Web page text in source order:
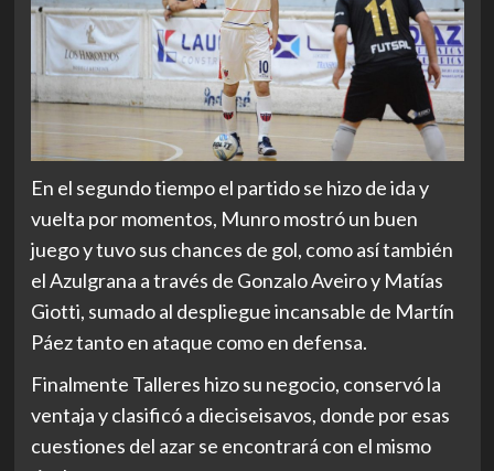
En el segundo tiempo el partido se hizo de ida y
vuelta por momentos, Munro mostró un buen
juego y tuvo sus chances de gol, como así también
el Azulgrana a través de Gonzalo Aveiro y Matías
Giotti, sumado al despliegue incansable de Martín
Páez tanto en ataque como en defensa.
Finalmente Talleres hizo su negocio, conservó la
ventaja y clasificó a dieciseisavos, donde por esas
cuestiones del azar se encontrará con el mismo